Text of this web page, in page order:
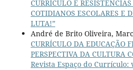
CURRÍCULO E
COTIDIANOS ESCOLARES E
LUTA!”
André de Brito Oliveira,
CURRÍCULO DA EDUCAÇÃO
PERSPECTIVA DA CULTURA
Revista Espaço do Currículo: